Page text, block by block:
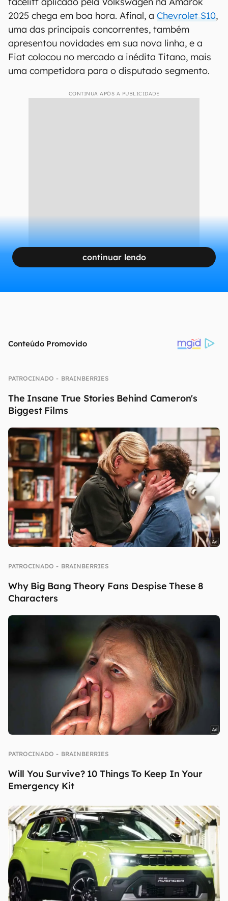
2025 chega em boa hora. Afinal, a Chevrolet S10,
uma das principais concorrentes, também
apresentou novidades em sua nova linha, e a
Fiat colocou no mercado a inédita Titano, mais
uma competidora para o disputado segmento.
CONTINUA APÓS A PUBLICIDADE
continuar lendo